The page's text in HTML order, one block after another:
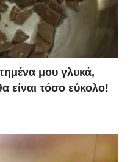
μου γλυκά,
είναι τόσο εύκολο!